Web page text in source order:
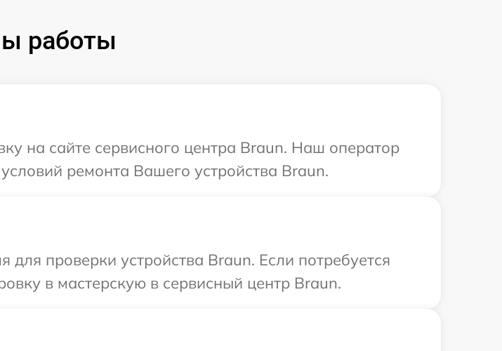
работы
на сайте сервисного центра Braun. Наш оператор
ремонта Вашего устройства Braun.
проверки устройства Braun. Если потребуется
в мастерскую в сервисный центр Braun.